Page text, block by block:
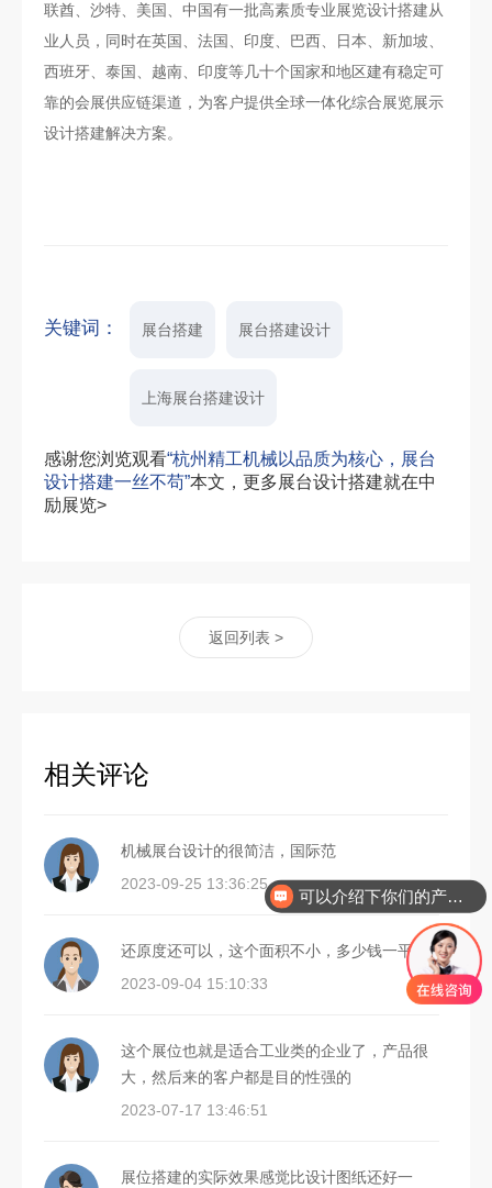
联酋、沙特、美国、中国有一批高素质专业展览设计搭建从
业人员，同时在英国、法国、印度、巴西、日本、新加坡、
西班牙、泰国、越南、印度等几十个国家和地区建有稳定可
靠的会展供应链渠道，为客户提供全球一体化综合展览展示
设计搭建解决方案。
关键词： 展台搭建 展台搭建设计
上海展台搭建设计
感谢您浏览观看“杭州精工机械以品质为核心，展台
设计搭建一丝不苟”本文，更多展台设计搭建就在中
励展览>
返回列表 >
相关评论
机械展台设计的很简洁，国际范
2023-09-25 13:36:25
还原度还可以，这个面积不小，多少钱一平
2023-09-04 15:10:33
这个展位也就是适合工业类的企业了，产品很
大，然后来的客户都是目的性强的
2023-07-17 13:46:51
展位搭建的实际效果感觉比设计图纸还好一
你们是怎么收费的呢